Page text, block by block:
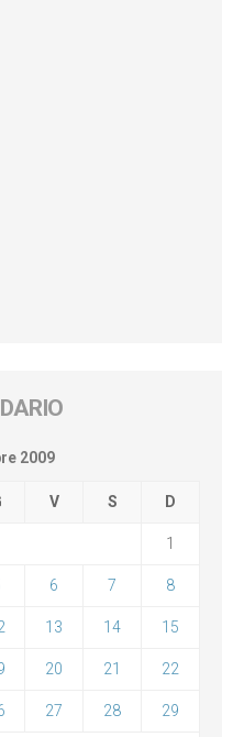
2009
V S D
1
6 7 8
13 14 15
20 21 22
27 28 29